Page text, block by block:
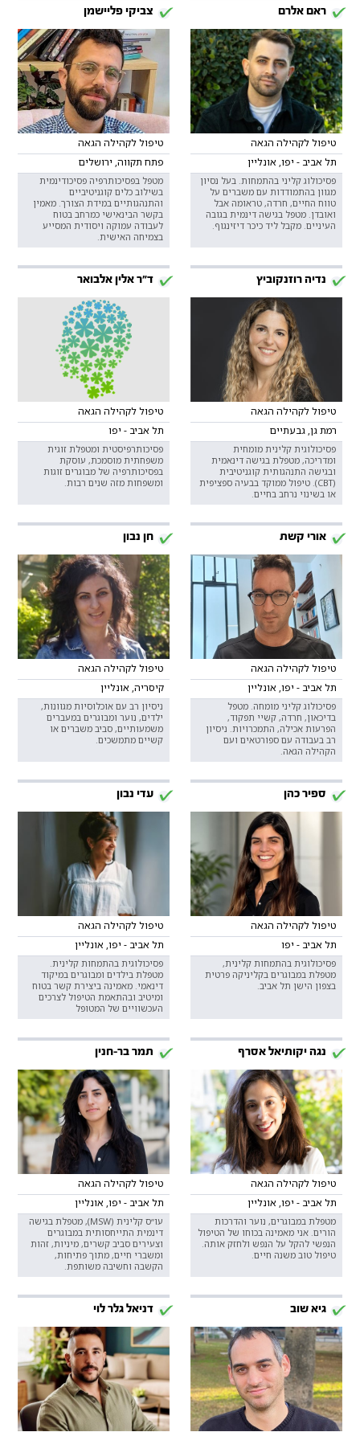
ראם אלרם
טיפול לקהילה הגאה
תל אביב - יפו, אונליין
פסיכולוג קליני בהתמחות. בעל נסיון
מגוון בהתמודדות עם משברים על
טווח החיים, חרדה, טראומה אבל
ואובדן. מטפל בגישה דינמית בגובה
העיניים. מקבל ליד כיכר דיזינגוף.
צביקי פליישמן
טיפול לקהילה הגאה
פתח תקווה, ירושלים
מטפל בפסיכותרפיה פסיכודינמית
בשילוב כלים קוגניטיביים
והתנהגותיים במידת הצורך. מאמין
בקשר הבינאישי כמרחב בטוח
לעבודה עמוקה ויסודית המסייע
בצמיחה האישית.
נדיה רוזנקוביץ
טיפול לקהילה הגאה
רמת גן, גבעתיים
פסיכולוגית קלינית מומחית
ומדריכה, מטפלת בגישה דינאמית
ובגישה התנהגותית קוגניטיבית
(CBT). טיפול ממוקד בבעיה ספציפית
או בשינוי נרחב בחיים.
ד"ר אלין אלבואר
טיפול לקהילה הגאה
תל אביב - יפו
פסיכותרפיסטית ומטפלת זוגית
משפחתית מוסמכת, עוסקת
בפסיכותרפיה של מבוגרים זוגות
ומשפחות מזה שנים רבות.
אורי קשת
טיפול לקהילה הגאה
תל אביב - יפו, אונליין
פסיכולוג קליני מומחה. מטפל
בדיכאון, חרדה, קשיי תפקוד,
הפרעות אכילה, התמכרויות. ניסיון
רב בעבודה עם ספורטאים ועם
הקהילה הגאה.
חן נבון
טיפול לקהילה הגאה
קיסריה, אונליין
ניסיון רב עם אוכלוסיות מגוונות,
ילדים, נוער ומבוגרים במעברים
משמעותיים, סביב משברים או
קשיים מתמשכים.
ספיר כהן
טיפול לקהילה הגאה
תל אביב - יפו
פסיכולוגית בהתמחות קלינית,
מטפלת במבוגרים בקליניקה פרטית
בצפון הישן תל אביב.
עדי נבון
טיפול לקהילה הגאה
תל אביב - יפו, אונליין
פסיכולוגית בהתמחות קלינית.
מטפלת בילדים ומבוגרים במיקוד
דינאמי. מאמינה ביצירת קשר בטוח
ומיטיב ובהתאמת הטיפול לצרכים
העכשוויים של המטופל
נגה יקותיאל אסרף
טיפול לקהילה הגאה
תל אביב - יפו, אונליין
מטפלת במבוגרים, נוער והדרכות
הורים. אני מאמינה בכוחו של הטיפול
הנפשי להקל על הנפש ולחזק אותה.
טיפול טוב משנה חיים.
תמר בר-חנין
טיפול לקהילה הגאה
תל אביב - יפו, אונליין
עו״ס קלינית (MSW), מטפלת בגישה
דינמית התייחסותית במבוגרים
וצעירים סביב קשרים, מיניות, זהות
ומשברי חיים, מתוך פתיחות,
הקשבה וחשיבה משותפת.
גיא שוב דניאל גלר לוי